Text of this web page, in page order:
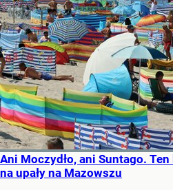
Ani Moczydło, ani Suntago.
na upały na Mazowszu